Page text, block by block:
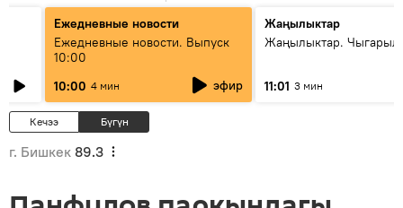
Ежедневные новости
Ежедневные новости. Выпуск
10:00
10:00 4 мин эфир
Жаңылыктар
Жаңылыктар.
11:01 3 мин
Кечээ Бүгүн
г. Бишкек 89.3